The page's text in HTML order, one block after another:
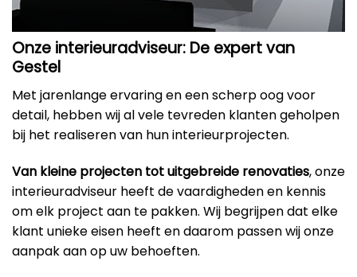
Onze interieuradviseur: De expert van
Gestel
Met jarenlange ervaring en een scherp oog voor
detail, hebben wij al vele tevreden klanten geholpen
bij het realiseren van hun interieurprojecten.
Van kleine projecten tot uitgebreide renovaties, onze
interieuradviseur heeft de vaardigheden en kennis
om elk project aan te pakken. Wij begrijpen dat elke
klant unieke eisen heeft en daarom passen wij onze
aanpak aan op uw behoeften.